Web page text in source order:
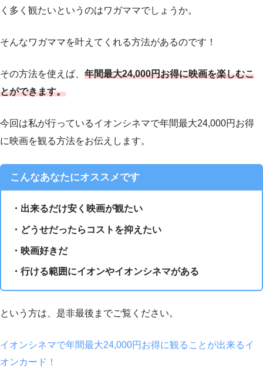
く多く観たいというのはワガママでしょうか。
そんなワガママを叶えてくれる方法があるのです！
その方法を使えば、 年間最大24,000円お得に映画を楽しむこ
とができます。
今回は私が行っているイオンシネマで年間最大24,000円お得
に映画を観る方法をお伝えします。
こんなあなたにオススメです
・出来るだけ安く映画が観たい
・どうせだったらコストを抑えたい
・映画好きだ
・行ける範囲にイオンやイオンシネマがある
という方は、是非最後までご覧ください。
イオンシネマで年間最大24,000円お得に観ることが出来るイ
オンカード！